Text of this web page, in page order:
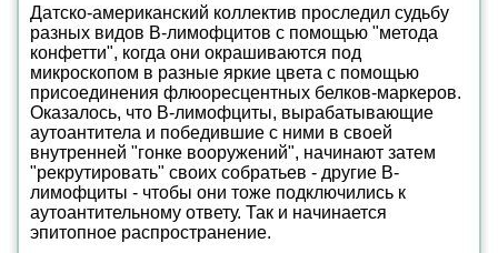
Датско-американский коллектив проследил судьбу
разных видов B-лимофцитов с помощью "метода
конфетти", когда они окрашиваются под
микроскопом в разные яркие цвета с помощью
присоединения флюоресцентных белков-маркеров.
Оказалось, что B-лимофциты, вырабатывающие
аутоантитела и победившие с ними в своей
внутренней "гонке вооружений", начинают затем
"рекрутировать" своих собратьев - другие B-
лимофциты - чтобы они тоже подключились к
аутоантительному ответу. Так и начинается
эпитопное распространение.